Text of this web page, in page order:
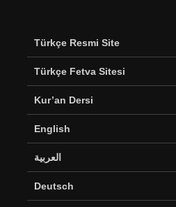
Türkçe Resmi Site
Türkçe Fetva Sitesi
Kur’an Dersi
English
العربية
Deutsch